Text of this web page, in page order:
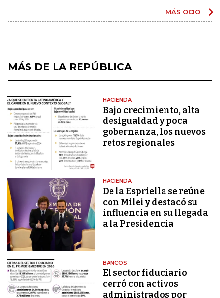
MÁS OCIO
MÁS DE LA REPÚBLICA
HACIENDA
Bajo crecimiento, alta
desigualdad y poca
gobernanza, los nuevos
retos regionales
HACIENDA
De la Espriella se reúne
con Milei y destacó su
influencia en su llegada
a la Presidencia
BANCOS
El sector fiduciario
cerró con activos
administrados por